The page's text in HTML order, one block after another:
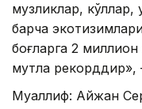
музликлар, кўллар,
барча
боғларга 2
мутлақ
Муаллиф: Айжан